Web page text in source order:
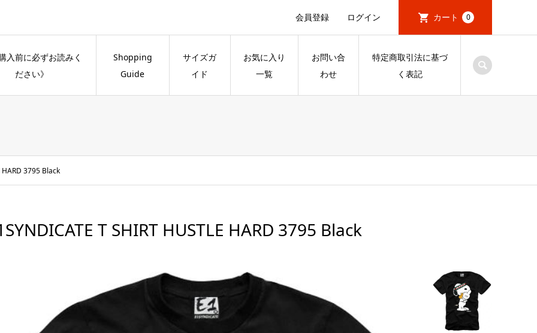
会員登録 ログイン カート 0
入前に必ずお読みく
ださい》
Shopping
Guide
サイズガ
イド
お気に入り
一覧
お問い合
わせ
特定商取引法に基づ
く表記
HARD 3795 Black
T SHIRT HUSTLE HARD 3795 Black